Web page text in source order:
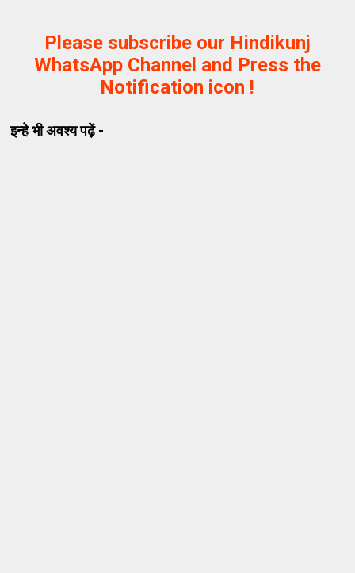
Please subscribe our Hindikunj
WhatsApp Channel and Press the
Notification icon !
इन्हे भी अवश्य पढ़ें -